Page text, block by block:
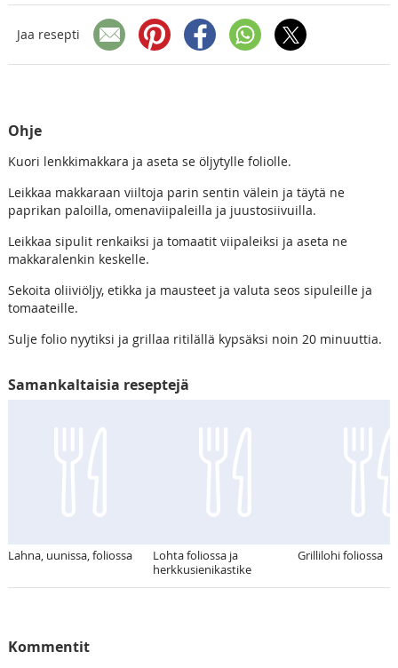
Jaa resepti
Ohje
Kuori lenkkimakkara ja aseta se öljytylle foliolle.
Leikkaa makkaraan viiltoja parin sentin välein ja täytä ne
paprikan paloilla, omenaviipaleilla ja juustosiivuilla.
Leikkaa sipulit renkaiksi ja tomaatit viipaleiksi ja aseta ne
makkaralenkin keskelle.
Sekoita oliiviöljy, etikka ja mausteet ja valuta seos sipuleille ja
tomaateille.
Sulje folio nyytiksi ja grillaa ritilällä kypsäksi noin 20 minuuttia.
Samankaltaisia reseptejä
Lahna, uunissa, foliossa
Lohta foliossa ja
herkkusienikastike
Grillilohi foliossa
Kommentit